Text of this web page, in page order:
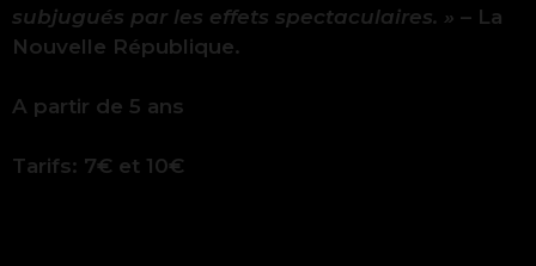
subjugués par les effets spectaculaires. » – La
Nouvelle République.
A partir de 5 ans
Tarifs: 7€ et 10€